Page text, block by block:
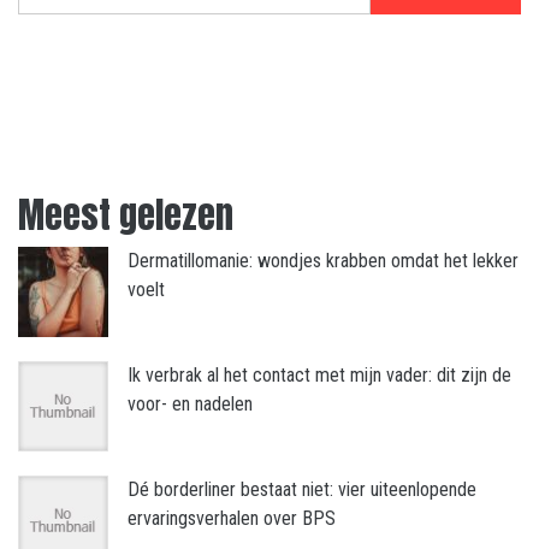
Meest gelezen
Dermatillomanie: wondjes krabben omdat het lekker
voelt
Ik verbrak al het contact met mijn vader: dit zijn de
voor- en nadelen
Dé borderliner bestaat niet: vier uiteenlopende
ervaringsverhalen over BPS